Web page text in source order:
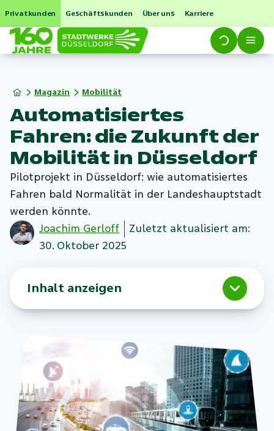
Privatkunden Geschäftskunden Über uns Karriere
Magazin Mobilität
Automatisiertes
Fahren: die Zukunft der
Mobilität in Düsseldorf
Pilotprojekt in Düsseldorf: wie automatisiertes
Fahren bald Normalität in der Landeshauptstadt
werden könnte.
Joachim Gerloff
Zuletzt aktualisiert am:
30. Oktober 2025
Inhalt anzeigen